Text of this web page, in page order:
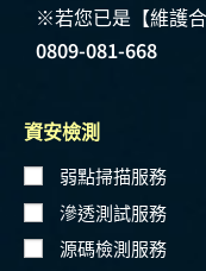
※若您已是【維護
0809-081-668
資安檢測
弱點掃描服務
滲透測試服務
源碼檢測服務